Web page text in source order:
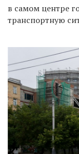
в самом центре
транспортную